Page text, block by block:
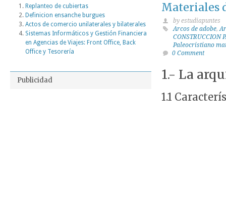
Materiales
by estudiapuntes
Arcos de adobe,
CONSTRUCCION
Paleocristiano
0 Comment
1.- La
1.1
Replanteo de cubiertas
Definicion ensanche burgues
Actos de comercio unilaterales y bilaterales
Sistemas Informáticos y Gestión Financiera
en Agencias de Viajes: Front Office, Back
Office y Tesorería
Publicidad